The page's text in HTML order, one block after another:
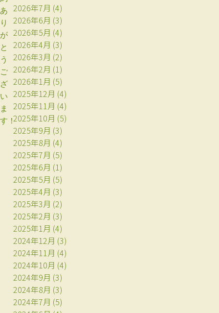
あ
り
が
と
う
ご
ざ
い
ま
す！
2026年7月 (4)
2026年6月 (3)
2026年5月 (4)
2026年4月 (3)
2026年3月 (2)
2026年2月 (1)
2026年1月 (5)
2025年12月 (4)
2025年11月 (4)
2025年10月 (5)
2025年9月 (3)
2025年8月 (4)
2025年7月 (5)
2025年6月 (1)
2025年5月 (5)
2025年4月 (3)
2025年3月 (2)
2025年2月 (3)
2025年1月 (4)
2024年12月 (3)
2024年11月 (4)
2024年10月 (4)
2024年9月 (3)
2024年8月 (3)
2024年7月 (5)